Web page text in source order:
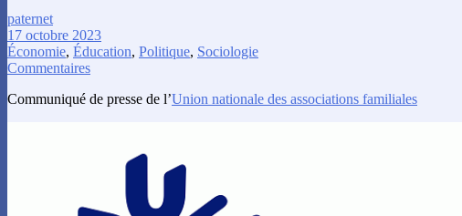
paternet
17 octobre 2023
Économie, Éducation, Politique, Sociologie
Commentaires
Communiqué de presse de l’Union nationale des associations familiales